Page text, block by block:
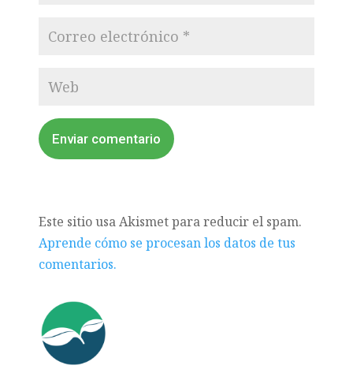
Enviar comentario
Este sitio usa Akismet para reducir el spam.
Aprende cómo se procesan los datos de tus
comentarios.